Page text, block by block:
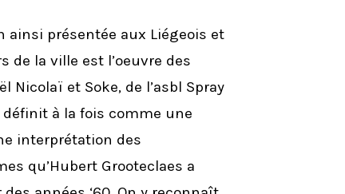
ainsi présentée aux Liégeois et
de la ville est l’oeuvre des
Nicolaï et Soke, de l’asbl Spray
définit à la fois comme une
interprétation des
qu’Hubert Grooteclaes a